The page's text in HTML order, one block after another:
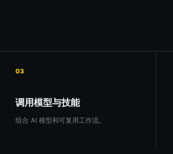
03
调用模型与技能
组合 AI 模型和可复用工作流。